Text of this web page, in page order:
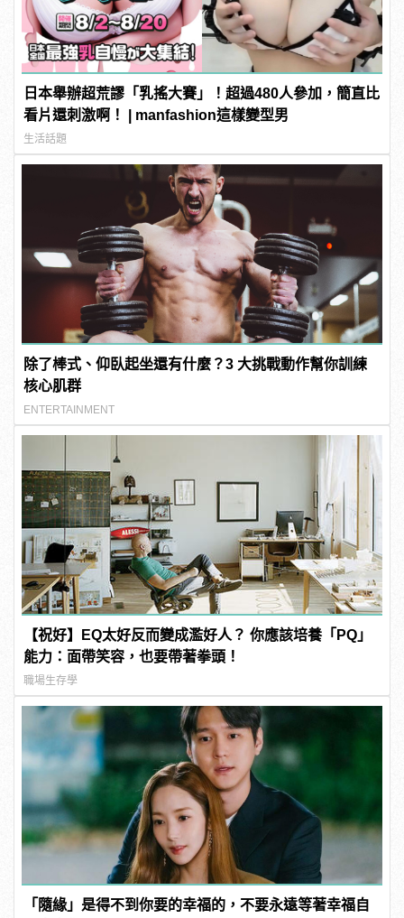
日本舉辦超荒謬「乳搖大賽」！超過480人參加，簡直比
看片還刺激啊！ | manfashion這樣變型男
生活話題
除了棒式、仰臥起坐還有什麼？3 大挑戰動作幫你訓練
核心肌群
ENTERTAINMENT
【祝好】EQ太好反而變成濫好人？ 你應該培養「PQ」
能力：面帶笑容，也要帶著拳頭！
職場生存學
「隨緣」是得不到你要的幸福的，不要永遠等著幸福自